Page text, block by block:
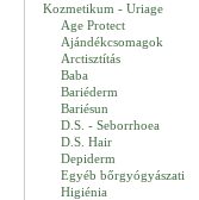
Kozmetikum - Uriage
Age Protect
Ajándékcsomagok
Arctisztítás
Baba
Bariéderm
Bariésun
D.S. - Seborrhoea
D.S. Hair
Depiderm
Egyéb bőrgyógyászati
Higiénia